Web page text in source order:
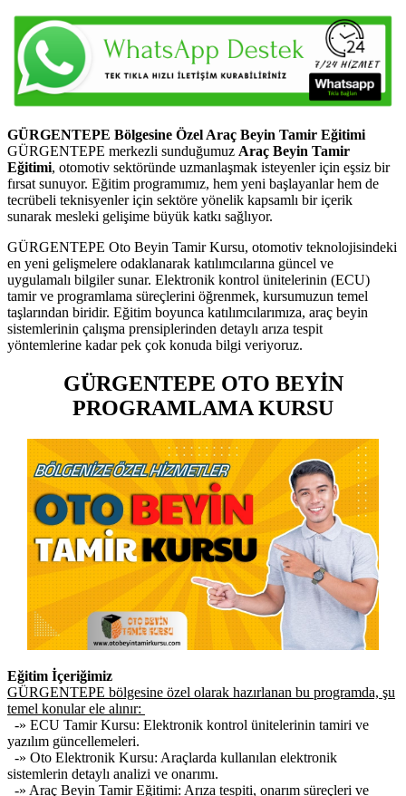
GÜRGENTEPE Bölgesine Özel Araç Beyin Tamir Eğitimi
GÜRGENTEPE merkezli sunduğumuz Araç Beyin Tamir
Eğitimi, otomotiv sektöründe uzmanlaşmak isteyenler için eşsiz bir
fırsat sunuyor. Eğitim programımız, hem yeni başlayanlar hem de
tecrübeli teknisyenler için sektöre yönelik kapsamlı bir içerik
sunarak mesleki gelişime büyük katkı sağlıyor.
GÜRGENTEPE Oto Beyin Tamir Kursu, otomotiv teknolojisindeki
en yeni gelişmelere odaklanarak katılımcılarına güncel ve
uygulamalı bilgiler sunar. Elektronik kontrol ünitelerinin (ECU)
tamir ve programlama süreçlerini öğrenmek, kursumuzun temel
taşlarından biridir. Eğitim boyunca katılımcılarımıza, araç beyin
sistemlerinin çalışma prensiplerinden detaylı arıza tespit
yöntemlerine kadar pek çok konuda bilgi veriyoruz.
GÜRGENTEPE OTO BEYİN
PROGRAMLAMA KURSU
Eğitim İçeriğimiz
GÜRGENTEPE bölgesine özel olarak hazırlanan bu programda, şu
temel konular ele alınır:
-» ECU Tamir Kursu: Elektronik kontrol ünitelerinin tamiri ve
yazılım güncellemeleri.
-» Oto Elektronik Kursu: Araçlarda kullanılan elektronik
sistemlerin detaylı analizi ve onarımı.
-» Araç Beyin Tamir Eğitimi: Arıza tespiti, onarım süreçleri ve